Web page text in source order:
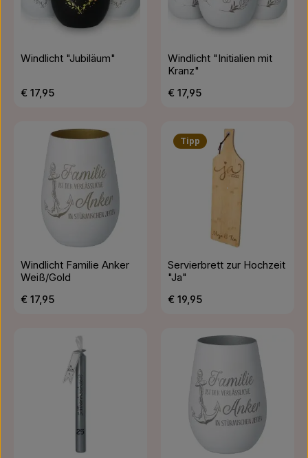
Windlicht "Jubiläum"
Regulärer Preis:
€ 17,95
Windlicht "Initialien mit
Kranz"
Regulärer Preis:
€ 17,95
Windlicht Familie Anker
Weiß/Gold
Regulärer Preis:
€ 17,95
Tipp
Servierbrett zur Hochzeit
"Ja"
Regulärer Preis:
€ 19,95